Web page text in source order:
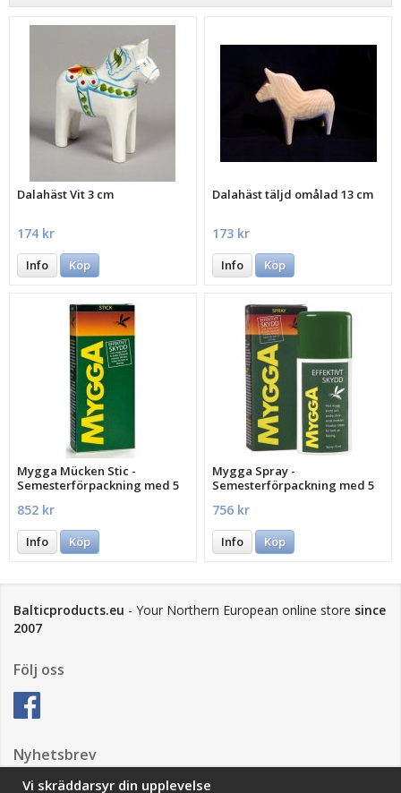
Dalahäst Vit 3 cm
174 kr
Info Köp
Dalahäst täljd omålad 13 cm
173 kr
Info Köp
Mygga Mücken Stic -
Semesterförpackning med 5
852 kr
Info Köp
Mygga Spray -
Semesterförpackning med 5
756 kr
Info Köp
Balticproducts.eu - Your Northern European online store since
2007
Följ oss
Nyhetsbrev
Vi skräddarsyr din upplevelse